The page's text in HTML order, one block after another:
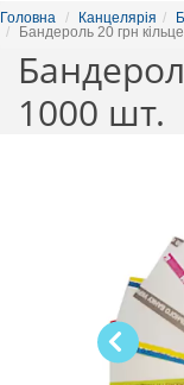
Головна Канцелярія
Бандероль 20 грн
1000 шт.